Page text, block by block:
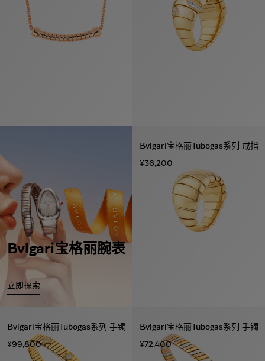
Bvlgari宝格丽腕表
立即探索
Bvlgari宝格丽Tubogas系列 戒指
¥36,200
Bvlgari宝格丽Tubogas系列 手镯
¥99,800
Bvlgari宝格丽Tubogas系列 手镯
¥72,400